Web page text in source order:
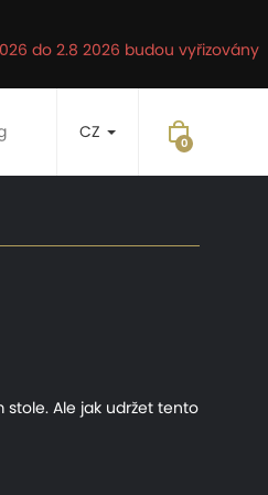
do 2.8 2026 budou vyřizovány
CZ
stole. Ale jak udržet tento